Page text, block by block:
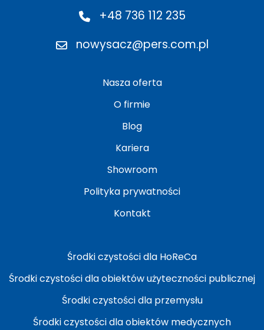
+48 736 112 235
nowysacz@pers.com.pl
Nasza oferta
O firmie
Blog
Kariera
Showroom
Polityka prywatności
Kontakt
Środki czystości dla HoReCa
Środki czystości dla obiektów użyteczności publicznej
Środki czystości dla przemysłu
Środki czystości dla obiektów medycznych